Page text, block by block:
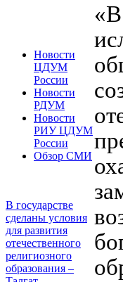
Новости
ЦДУМ
России
Новости
РДУМ
Новости
РИУ ЦДУМ
России
Обзор СМИ
В государстве
сделаны условия
для развития
отечественного
религиозного
образования –